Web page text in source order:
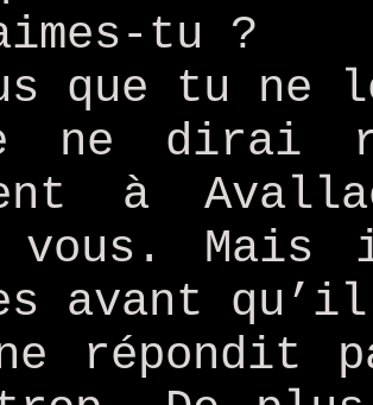
tu ?
que tu ne
ne dirai
à
vous. Mais
avant
répondit